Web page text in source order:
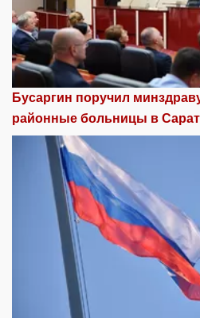
Бусаргин поручил
районные больницы в